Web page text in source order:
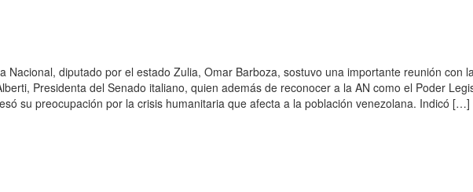
Nacional, diputado por el estado Zulia, Omar Barboza, sostuvo una importante reunión con
Presidenta del Senado italiano, quien además de reconocer a la AN como el Poder
su preocupación por la crisis humanitaria que afecta a la población venezolana. Indicó […]